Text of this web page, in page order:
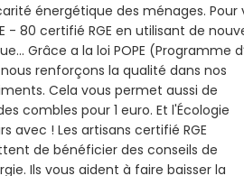
énergétique des ménages. Pour
80 certifié RGE en utilisant de
Grâce a la loi POPE (Programme
renforçons la qualité dans nos
Cela vous permet aussi de
combles pour 1 euro. Et l'Écologie
avec ! Les artisans certifié RGE
de bénéficier des conseils de
Ils vous aident à faire baisser la